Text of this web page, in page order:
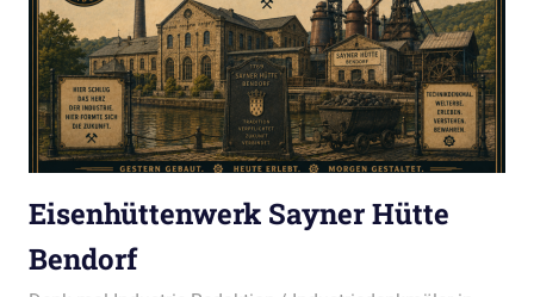
Eisenhüttenwerk Sayner Hütte
Bendorf